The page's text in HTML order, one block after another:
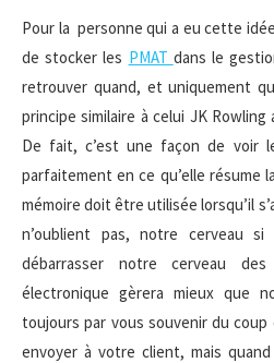
Pour la personne qui a eu cette
de stocker les PMAT dans le
retrouver quand, et uniquement
principe similaire à celui JK
De fait, c’est une façon de voir
parfaitement en ce qu’elle résume
mémoire doit être utilisée lorsqu’il
n’oublient pas, notre cerveau
débarrasser notre cerveau
électronique gèrera mieux que
toujours par vous souvenir du
envoyer à votre client, mais